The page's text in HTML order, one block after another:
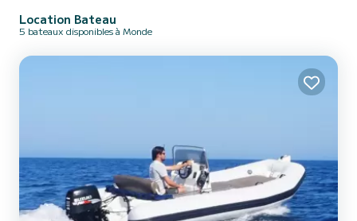
Location Bateau
5 bateaux disponibles à Monde